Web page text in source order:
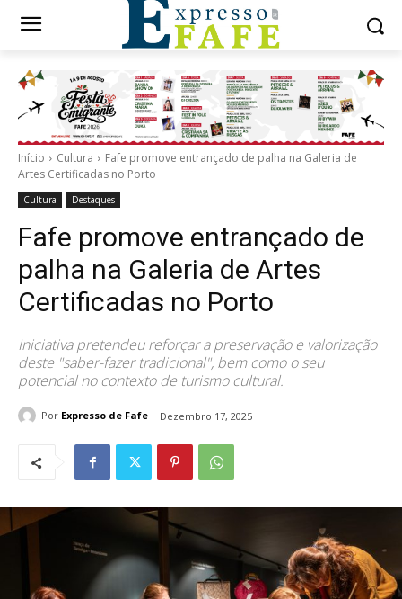
Início Cultura
Fafe promove entrançado de palha na Galeria de
Artes Certificadas no Porto
Cultura Destaques
Fafe promove entrançado de
palha na Galeria de Artes
Certificadas no Porto
Iniciativa pretendeu reforçar a preservação e valorização
deste "saber-fazer tradicional", bem como o seu
potencial no contexto de turismo cultural.
Por Expresso de Fafe Dezembro 17, 2025